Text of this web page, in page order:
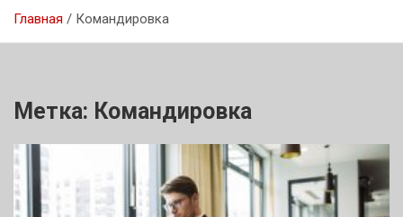
Главная Командировка
Метка: Командировка